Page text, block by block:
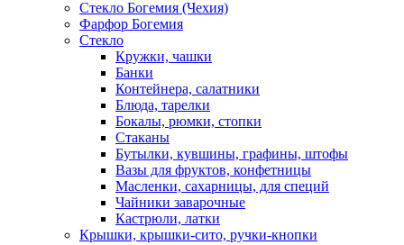
Стекло Богемия (Чехия)
Фарфор Богемия
Стекло
Кружки, чашки
Банки
Контейнера, салатники
Блюда, тарелки
Бокалы, рюмки, стопки
Стаканы
Бутылки, кувшины, графины, штофы
Вазы для фруктов, конфетницы
Масленки, сахарницы, для специй
Чайники заварочные
Кастрюли, латки
Крышки, крышки-сито, ручки-кнопки